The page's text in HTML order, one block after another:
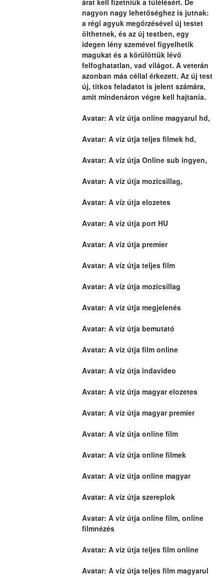
árat kell fizetniük a túlélésért. De
nagyon nagy lehetőséghez is jutnak:
a régi agyuk megőrzésével új testet
ölthetnek, és az új testben, egy
idegen lény szemével figyelhetik
magukat és a körülöttük lévő
felfoghatatlan, vad világot. A veterán
azonban más céllal érkezett. Az új test
új, titkos feladatot is jelent számára,
amit mindenáron végre kell hajtania.
Avatar: A víz útja online magyarul hd,
Avatar: A víz útja teljes filmek hd,
Avatar: A víz útja Online sub ingyen,
Avatar: A víz útja mozicsillag,
Avatar: A víz útja elozetes
Avatar: A víz útja port HU
Avatar: A víz útja premier
Avatar: A víz útja teljes film
Avatar: A víz útja mozicsillag
Avatar: A víz útja megjelenés
Avatar: A víz útja bemutató
Avatar: A víz útja film online
Avatar: A víz útja indavideo
Avatar: A víz útja magyar elozetes
Avatar: A víz útja magyar premier
Avatar: A víz útja online film
Avatar: A víz útja online filmek
Avatar: A víz útja online magyar
Avatar: A víz útja szereplok
Avatar: A víz útja online film, online
filmnézés
Avatar: A víz útja teljes film online
Avatar: A víz útja teljes film magyarul